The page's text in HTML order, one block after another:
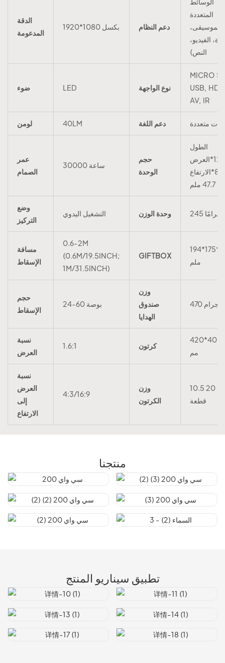
الدقة
المدعومة
1920*1080 بكسل دعم النظام
المتعددة
(الموسيقى،
الفيديو،
النص)
ضوء LED نوع الواجهة
MICRO
USB,
AV, IR
لومن 40LM دعم اللغة لغات متعددة
عمر
الصمام
30000 ساعة
حجم
الوحدة
الطول
126.4*العرض
85.8*الارتفاع
47.7 ملم
وضع
التركيز
التشغيل اليدوي وحدة الوزن 245 جرامًا
مسافة
الإسقاط
0.6-2M
(0.6M/19.5INCH;
1M/31.5INCH)
GIFTBOX
ملم
حجم
الإسقاط
24-60 بوصة
وزن
صندوق
الهدايا
470 جرام
نسبة
العرض
1.6:1 كرتون
مم
نسبة
العرض
إلى
الارتفاع
4:3/16:9
وزن
الكرتون
10.5 كجم 20
قطعة
منتجنا
تطبيق سيناريو المنتج